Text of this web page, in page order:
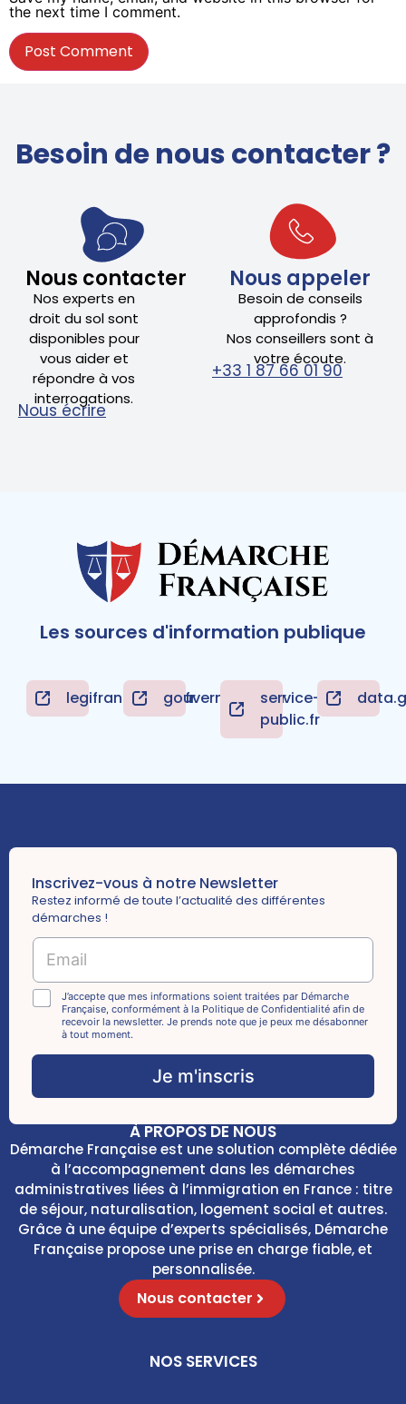
the next time I comment.
Besoin de nous contacter ?
Nous contacter
Nos experts en
droit du sol sont
disponibles pour
vous aider et
répondre à vos
interrogations.
Nous écrire
Nous appeler
Besoin de conseils
approfondis ?
Nos conseillers sont à
votre écoute.
+33 1 87 66 01 90
Les sources d'information publique
legifrance.gouv.frgouvernement.frservice-
public.fr
Inscrivez-vous à notre Newsletter
Restez informé de toute l’actualité des différentes
démarches !
*
E
a
i
l
C
k
o
s
J’accepte que mes informations soient traitées par Démarche
Française, conformément à la Politique de Confidentialité afin de
recevoir la newsletter. Je prends note que je peux me désabonner
à tout moment.
Je m'inscris
À PROPOS DE NOUS
Démarche Française est une solution complète dédiée
à l’accompagnement dans les démarches
administratives liées à l’immigration en France : titre
de séjour, naturalisation, logement social et autres.
Grâce à une équipe d’experts spécialisés, Démarche
Française propose une prise en charge fiable, et
personnalisée.
Nous contacter
NOS SERVICES